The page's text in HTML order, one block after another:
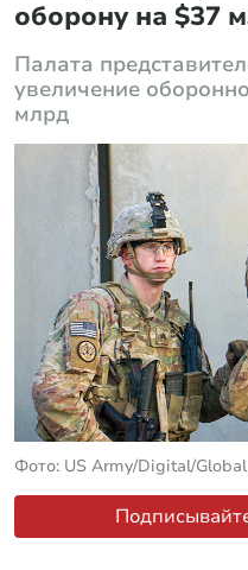
оборону на $37
Палата
увеличение
млрд
Фото: US Army/Digital/